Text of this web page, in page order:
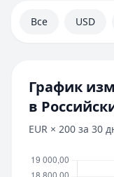
Все USD
График
в
EUR × 200 за 30